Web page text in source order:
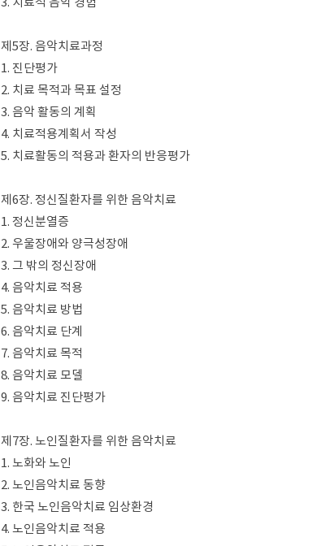
제5장. 음악치료과정
1. 진단평가
2. 치료 목적과 목표 설정
3. 음악 활동의 계획
4. 치료적용계획서 작성
5. 치료활동의 적용과 환자의 반응평가
제6장. 정신질환자를 위한 음악치료
1. 정신분열증
2. 우울장애와 양극성장애
3. 그 밖의 정신장애
4. 음악치료 적용
5. 음악치료 방법
6. 음악치료 단계
7. 음악치료 목적
8. 음악치료 모델
9. 음악치료 진단평가
제7장. 노인질환자를 위한 음악치료
1. 노화와 노인
2. 노인음악치료 동향
3. 한국 노인음악치료 임상환경
4. 노인음악치료 적용